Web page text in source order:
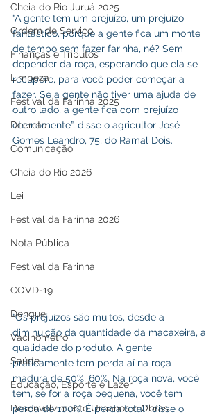
Cheia do Rio Juruá 2025
Ordem de Serviço
Finanças e Tributos
Limpeza
Festival da Farinha 2025
Decreto
Comunicação
Cheia do Rio 2026
Lei
Festival da Farinha 2026
Nota Pública
Festival da Farinha
COVD-19
Dengue
Vacinômetro
Saúde
Educação, Esporte e Lazer
Desenvolvimento Urbanos e Obras
“A gente tem um prejuízo, um prejuízo
fantástico, porque a gente fica um monte
de tempo sem fazer farinha, né? Sem
depender da roça, esperando que ela se
recupere, para você poder começar a
fazer. Se a gente não tiver uma ajuda de
outro lado, a gente fica com prejuízo
eternamente”, disse o agricultor José
Gomes Leandro, 75, do Ramal Dois.
“Os prejuízos são muitos, desde a
diminuição da quantidade da macaxeira, a
qualidade do produto. A gente
praticamente tem perda aí na roça
madura de 50%, 60%. Na roça nova, você
tem, se for a roça pequena, você tem
perda de 100%. É perda total”, disse o